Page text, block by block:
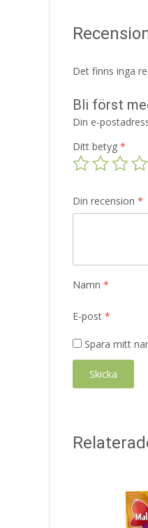
Det finns inga
Bli först
Din e-
Ditt betyg *
Din recension *
Namn *
E-post *
Spara mitt